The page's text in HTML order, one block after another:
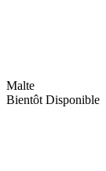
Malte
Bientôt Disponible